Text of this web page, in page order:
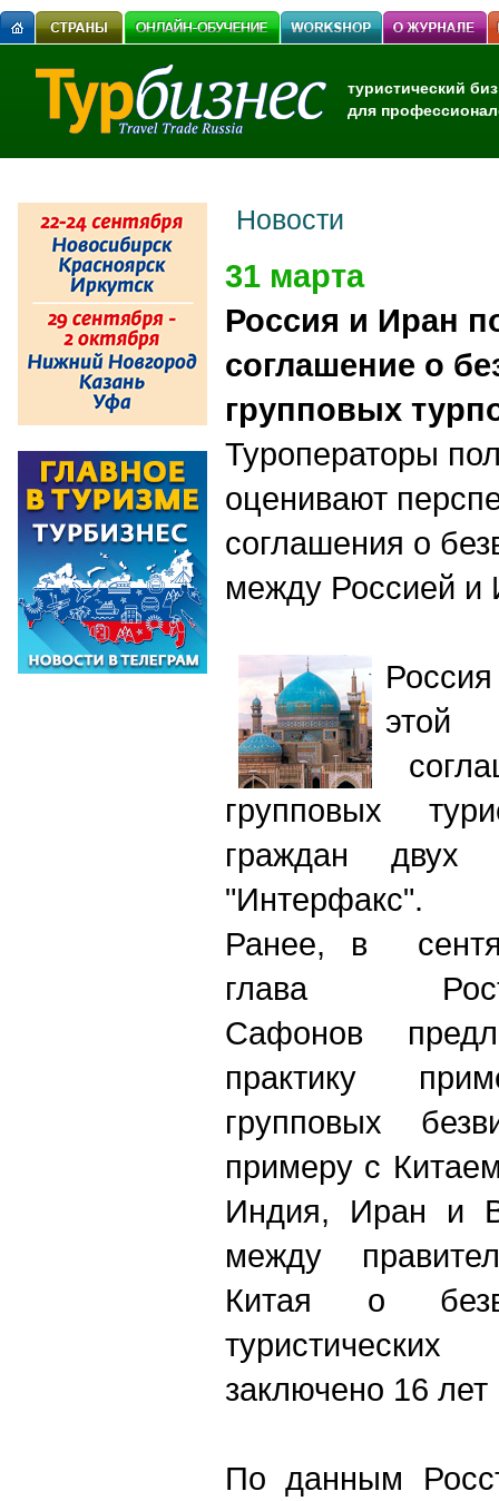
туристический
для
Новости
31 марта
Россия и Иран
соглашение о
групповых
Туроператоры
оценивают
соглашения о
между Россией и
этой
групповых
граждан
"Интерфакс".
Ранее, в
глава
Сафонов
практику
групповых
примеру с
Индия, Иран и
между
Китая о
заключено 16 лет
По данным